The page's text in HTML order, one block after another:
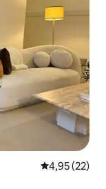
4,95 af 5 í
4,95 (22)